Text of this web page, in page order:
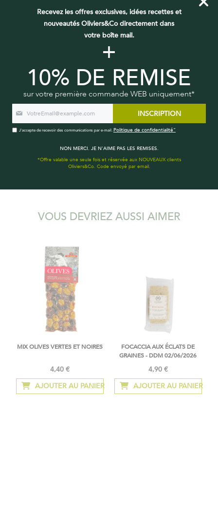
Recevez les offres exclusives, idées recettes et
nouveautés Oliviers&Co directement dans
votre boîte mail.
+
10% DE REMISE
sur votre première commande WEB uniquement*
INSCRIPTION
J'accepte de recevoir des communications par e-mail. Politique de confidentialité"
NON MERCI. JE N'AIME PAS LES REMISES.
*Offre valable une seule fois et réservée aux NOUVEAUX clients
Oliviers&Co. Code envoyé par email.
VOUS DEVRIEZ AUSSI AIMER
MIX OLIVES VERTES ET NOIRES
4,40 €
AJOUTER AU PANIER
FOCACCIA AUX ÉCLATS DE
GRAINES - DDM 02/06/2026
4,90 €
AJOUTER AU PANIER